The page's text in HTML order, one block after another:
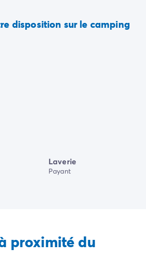
disposition sur le camping
Laverie
Payant
proximité du